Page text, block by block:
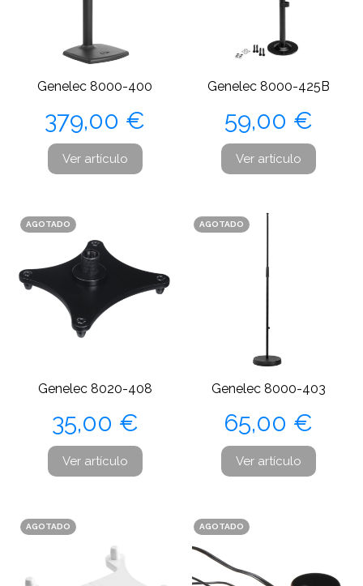
Genelec 8000-400
Precio
379,00 €
Ver artículo
Genelec 8000-425B
Precio
59,00 €
Ver artículo
AGOTADO
Genelec 8020-408
Precio
35,00 €
Ver artículo
AGOTADO
Genelec 8000-403
Precio
65,00 €
Ver artículo
AGOTADO AGOTADO